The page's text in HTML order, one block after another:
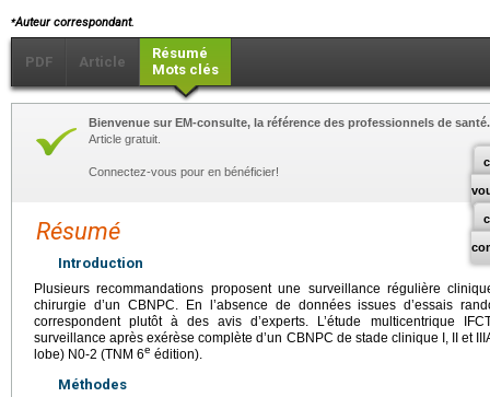
⁎Auteur correspondant.
PDF Article
Résumé
Mots clés
Bienvenue sur EM-consulte, la référence des professionnels de santé.
Article gratuit.
Connectez-vous pour en bénéficier!
Résumé
Introduction
Plusieurs recommandations proposent une surveillance régulière
chirurgie d’un CBNPC. En l’absence de données issues d’essais
correspondent plutôt à des avis d’experts. L’étude multicentrique
surveillance après exérèse complète d’un CBNPC de stade clinique I, II et
lobe) N0-2 (TNM 6e édition).
Méthodes